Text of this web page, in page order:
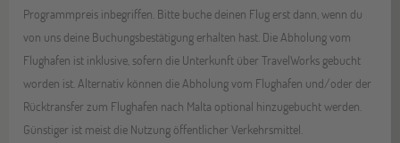
Programmpreis inbegriffen. Bitte buche deinen Flug erst dann, wenn du
von uns deine Buchungsbestätigung erhalten hast. Die Abholung vom
Flughafen ist inklusive, sofern die Unterkunft über TravelWorks gebucht
worden ist. Alternativ können die Abholung vom Flughafen und/oder der
Rücktransfer zum Flughafen nach Malta optional hinzugebucht werden.
Günstiger ist meist die Nutzung öffentlicher Verkehrsmittel.